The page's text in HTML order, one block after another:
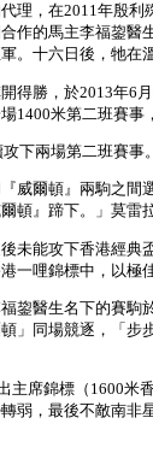
代理，在2011年殷
作的馬主李福鋆醫
。十六日後，牠
開得勝，於2013年
1400米第二班賽
下兩場第二班賽
『威爾頓』兩駒之
頓』蹄下。」莫雷
後未能攻下香港經
一哩錦標中，以極
鋆醫生名下的賽駒
」同場競逐，「步
主席錦標（1600米
弱，最後不敵南非